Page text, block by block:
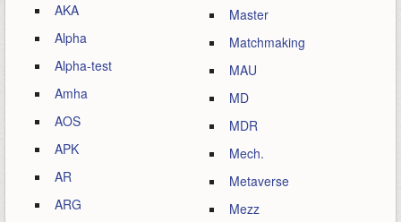
AKA
Alpha
Alpha-test
Amha
AOS
APK
AR
ARG
Master
Matchmaking
MAU
MD
MDR
Mech.
Metaverse
Mezz